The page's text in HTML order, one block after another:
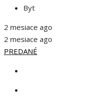
Byt
2 mesiace ago
2 mesiace ago
PREDANÉ